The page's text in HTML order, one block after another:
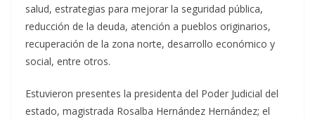
salud, estrategias para mejorar la seguridad pública,
reducción de la deuda, atención a pueblos originarios,
recuperación de la zona norte, desarrollo económico y
social, entre otros.
Estuvieron presentes la presidenta del Poder Judicial del
estado, magistrada Rosalba Hernández Hernández; el